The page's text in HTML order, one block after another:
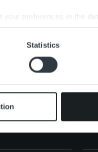
your preferences in the
features and to
and analytics
from your use of their
Statistics